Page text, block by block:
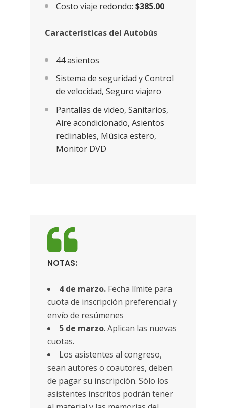
Costo viaje redondo: $385.00
Características del Autobús
44 asientos
Sistema de seguridad y Control
de velocidad, Seguro viajero
Pantallas de video, Sanitarios,
Aire acondicionado, Asientos
reclinables, Música estero,
Monitor DVD
NOTAS:
4 de marzo. Fecha límite para
cuota de inscripción preferencial y
envío de resúmenes
5 de marzo. Aplican las nuevas
cuotas.
Los asistentes al congreso,
sean autores o coautores, deben
de pagar su inscripción. Sólo los
asistentes inscritos podrán tener